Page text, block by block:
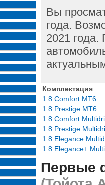
Вы
года.
2021 года.
Комплектация
1.8 Comfort MT6
1.8 Prestige MT6
1.8 Comfort
1.8 Prestige
1.8 Elegance
1.8 Elegance+
Первые